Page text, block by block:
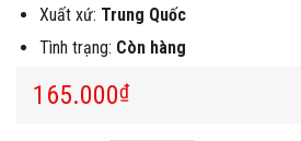
Xuất xứ: Trung Quốc
Tình trạng: Còn hàng
165.000₫